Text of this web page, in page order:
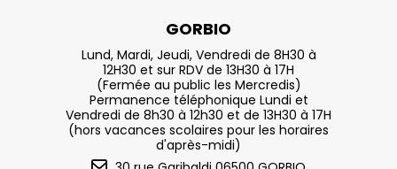
GORBIO
Lund, Mardi, Jeudi, Vendredi de 8H30 à
12H30 et sur RDV de 13H30 à 17H
(Fermée au public les Mercredis)
Permanence téléphonique Lundi et
Vendredi de 8h30 à 12h30 et de 13H30 à 17H
(hors vacances scolaires pour les horaires
d'après-midi)